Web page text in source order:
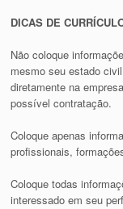
DICAS DE
Não coloque
mesmo seu estado
diretamente na
possível contratação.
Coloque apenas
profissionais,
Coloque todas
interessado em seu